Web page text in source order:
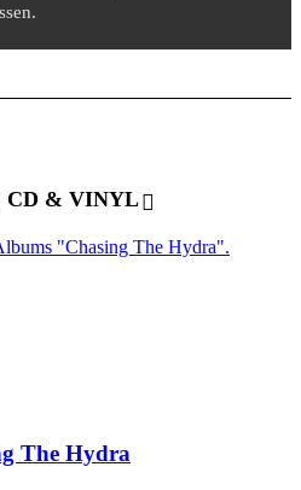
CD & VINYL
The Hydra